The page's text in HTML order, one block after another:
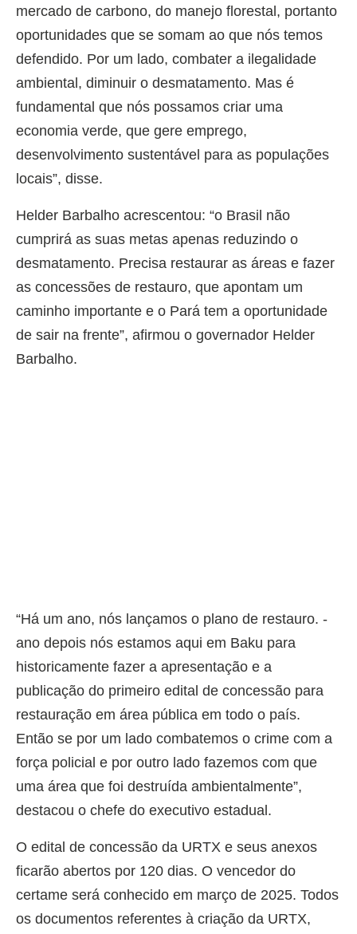
mercado de carbono, do manejo florestal, portanto
oportunidades que se somam ao que nós temos
defendido. Por um lado, combater a ilegalidade
ambiental, diminuir o desmatamento. Mas é
fundamental que nós possamos criar uma
economia verde, que gere emprego,
desenvolvimento sustentável para as populações
locais”, disse.
Helder Barbalho acrescentou: “o Brasil não
cumprirá as suas metas apenas reduzindo o
desmatamento. Precisa restaurar as áreas e fazer
as concessões de restauro, que apontam um
caminho importante e o Pará tem a oportunidade
de sair na frente”, afirmou o governador Helder
Barbalho.
“Há um ano, nós lançamos o plano de restauro. -
ano depois nós estamos aqui em Baku para
historicamente fazer a apresentação e a
publicação do primeiro edital de concessão para
restauração em área pública em todo o país.
Então se por um lado combatemos o crime com a
força policial e por outro lado fazemos com que
uma área que foi destruída ambientalmente”,
destacou o chefe do executivo estadual.
O edital de concessão da URTX e seus anexos
ficarão abertos por 120 dias. O vencedor do
certame será conhecido em março de 2025. Todos
os documentos referentes à criação da URTX,